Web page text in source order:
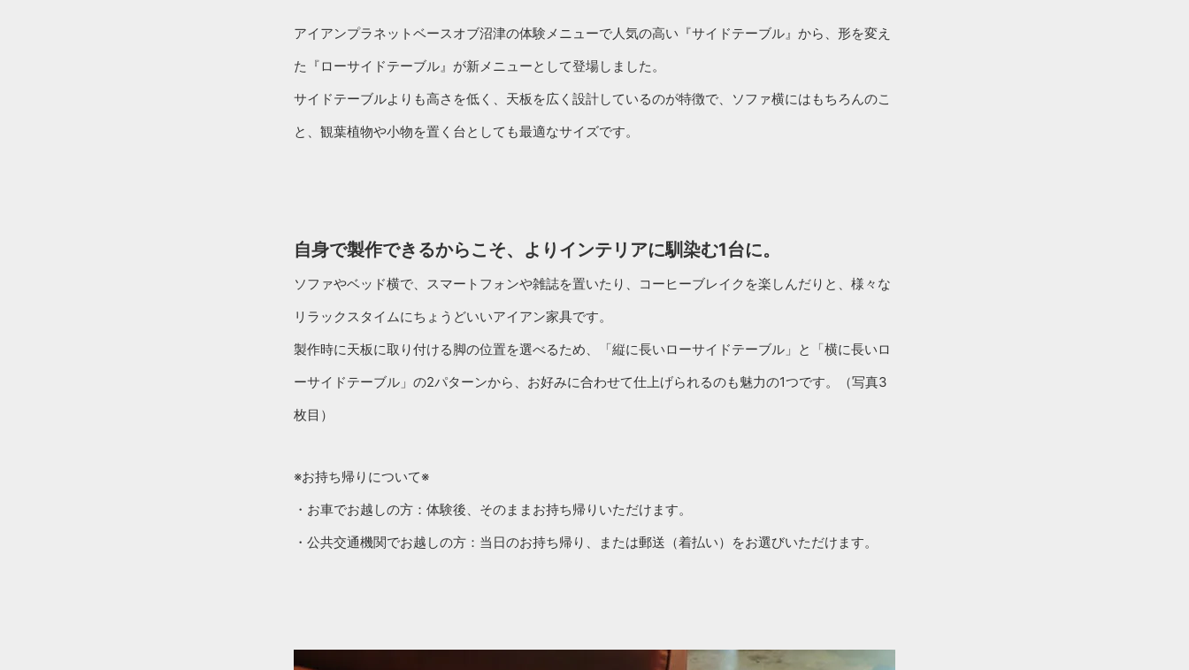
アイアンプラネットベースオブ沼津の体験メニューで人気の高い『サイドテーブル』から、形を変え
た『ローサイドテーブル』が新メニューとして登場しました。
サイドテーブルよりも高さを低く、天板を広く設計しているのが特徴で、ソファ横にはもちろんのこ
と、観葉植物や小物を置く台としても最適なサイズです。
自身で製作できるからこそ、よりインテリアに馴染む1台に。
ソファやベッド横で、スマートフォンや雑誌を置いたり、コーヒーブレイクを楽しんだりと、様々な
リラックスタイムにちょうどいいアイアン家具です。
製作時に天板に取り付ける脚の位置を選べるため、「縦に長いローサイドテーブル」と「横に長いロ
ーサイドテーブル」の2パターンから、お好みに合わせて仕上げられるのも魅力の1つです。（写真3
枚目）
※お持ち帰りについて※
・お車でお越しの方：体験後、そのままお持ち帰りいただけます。
・公共交通機関でお越しの方：当日のお持ち帰り、または郵送（着払い）をお選びいただけます。